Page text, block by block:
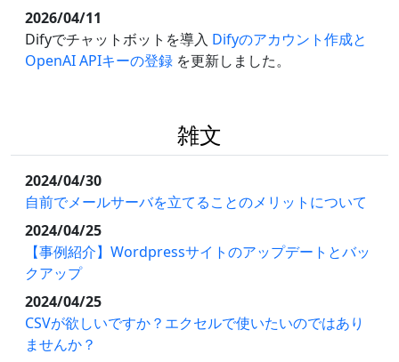
2026/04/11
Difyでチャットボットを導入 Difyのアカウント作成と
OpenAI APIキーの登録 を更新しました。
雑文
2024/04/30
自前でメールサーバを立てることのメリットについて
2024/04/25
【事例紹介】Wordpressサイトのアップデートとバッ
クアップ
2024/04/25
CSVが欲しいですか？エクセルで使いたいのではあり
ませんか？